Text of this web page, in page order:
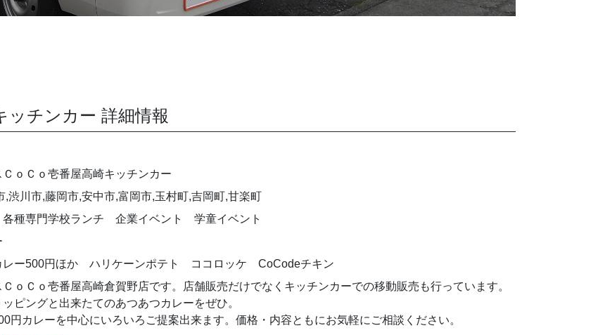
ッチンカー 詳細情報
ＣｏＣｏ壱番屋高崎キッチンカー
,渋川市,藤岡市,安中市,富岡市,玉村町,吉岡町,甘楽町
種専門学校ランチ 企業イベント 学童イベント
レー500円ほか ハリケーンポテト ココロッケ CoCodeチキン
ｏＣｏ壱番屋高崎倉賀野店です。店舗販売だけでなくキッチンカーでの移動販売も行っています。
ピングと出来たてのあつあつカレーをぜひ。
円カレーを中心にいろいろご提案出来ます。価格・内容ともにお気軽にご相談ください。